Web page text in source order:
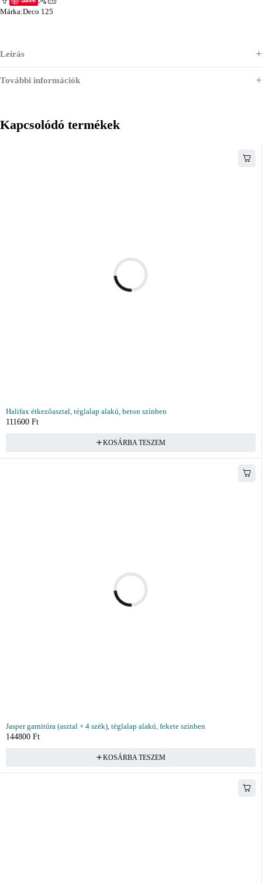
Márka:Deco 125
Leírás
További információk
Kapcsolódó termékek
Halifax étkezőasztal, téglalap alakú, beton színben
111600 Ft
KOSÁRBA TESZEM
Jasper garnitúra (asztal + 4 szék), téglalap alakú, fekete színben
144800 Ft
KOSÁRBA TESZEM